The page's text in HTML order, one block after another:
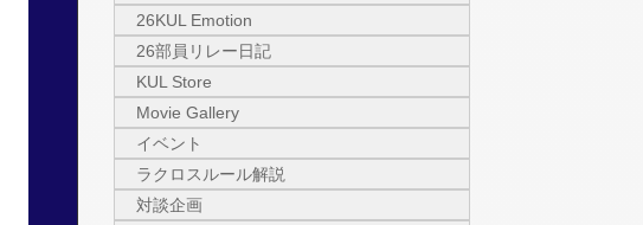
26KUL Emotion
26部員リレー日記
KUL Store
Movie Gallery
イベント
ラクロスルール解説
対談企画